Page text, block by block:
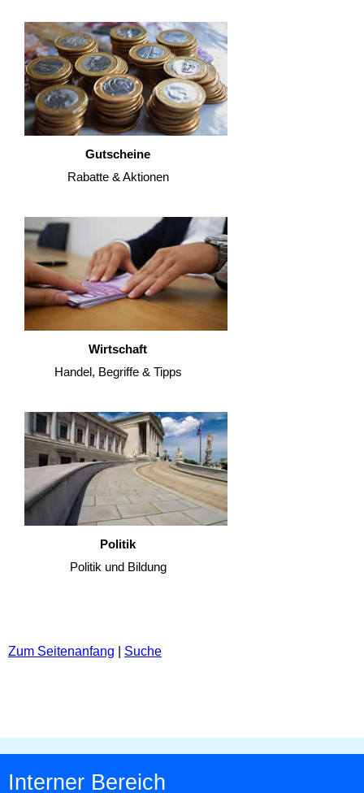
Gutscheine
Rabatte & Aktionen
Wirtschaft
Handel, Begriffe & Tipps
Politik
Politik und Bildung
Zum Seitenanfang Suche
Interner Bereich